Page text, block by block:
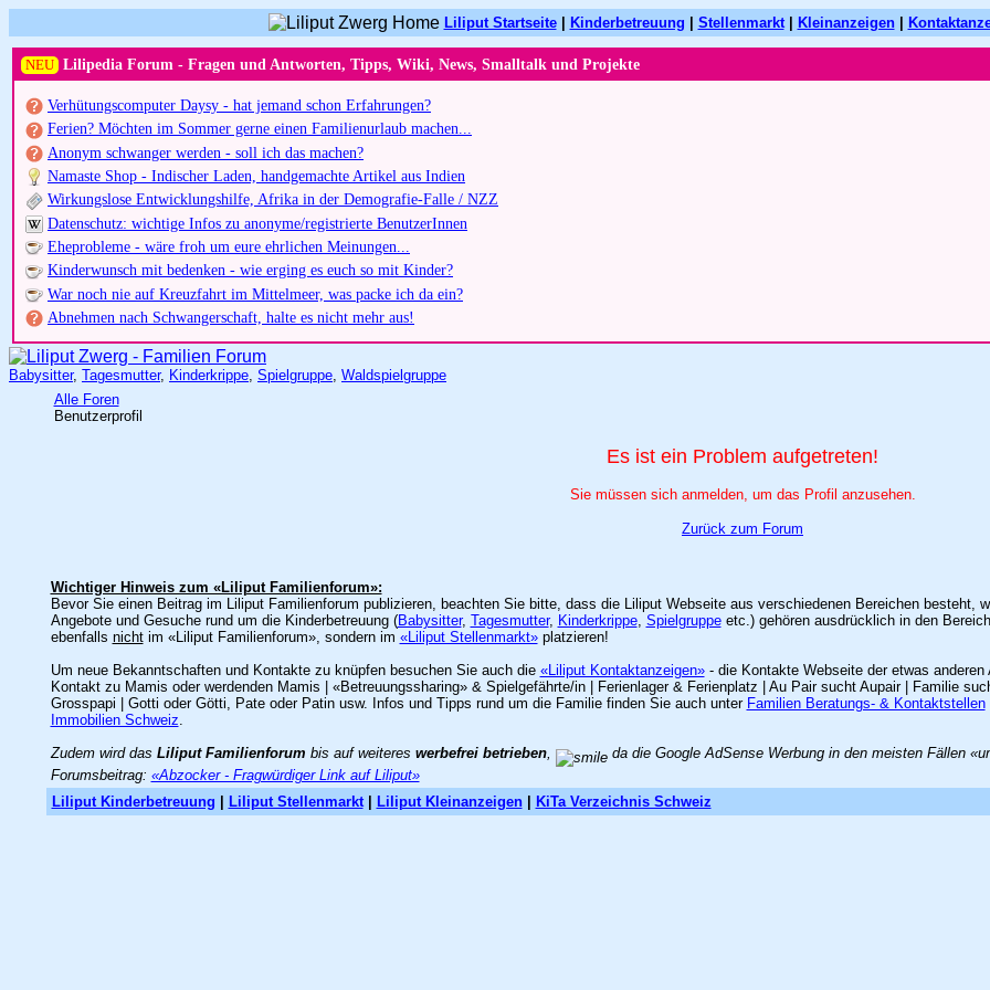
Liliput Startseite| Kinderbetreuung Stellenmarkt| Kleinanzeigen|
NEU Lilipedia Forum - Fragen und Antworten, Tipps, Wiki, News, Smalltalk und Projekte
Verhütungscomputer Daysy - hat jemand schon Erfahrungen?
Ferien? Möchten im Sommer gerne einen Familienurlaub machen...
Anonym schwanger werden - soll ich das machen?
Namaste Shop - Indischer Laden, handgemachte Artikel aus Indien
Wirkungslose Entwicklungshilfe, Afrika in der Demografie-Falle / NZZ
Datenschutz: wichtige Infos zu anonyme/registrierte BenutzerInnen
Eheprobleme - wäre froh um eure ehrlichen Meinungen...
Kinderwunsch mit bedenken - wie erging es euch so mit Kinder?
War noch nie auf Kreuzfahrt im Mittelmeer, was packe ich da ein?
Abnehmen nach Schwangerschaft, halte es nicht mehr aus!
Babysitter, Tagesmutter, Kinderkrippe, Spielgruppe, Waldspielgruppe
Alle Foren
Benutzerprofil
Es ist ein Problem aufgetreten!
Sie müssen sich anmelden, um das Profil anzusehen.
Zurück zum Forum
Wichtiger Hinweis zum «Liliput Familienforum»:
Bevor Sie einen Beitrag im Liliput Familienforum publizieren, beachten Sie bitte, dass die Liliput Webseite aus verschiedenen Bereichen besteht,
Angebote und Gesuche rund um die Kinderbetreuung (Babysitter, Tagesmutter, Kinderkrippe, Spielgruppeetc.) gehören ausdrücklich in den Bereich
ebenfalls nichtim «Liliput Familienforum», sondern im «Liliput Stellenmarkt»platzieren!
Um neue Bekanntschaften und Kontakte zu knüpfen besuchen Sie auch die «Liliput Kontaktanzeigen»- die Kontakte Webseite der etwas
Kontakt zu Mamis oder werdenden Mamis | «Betreuungssharing» & Spielgefährte/in | Ferienlager & Ferienplatz | Au Pair sucht Aupair | Familie
Grosspapi | Gotti oder Götti, Pate oder Patin usw. Infos und Tipps rund um die Familie finden Sie auch unter Familien Beratungs- & Kontaktstellen
Immobilien Schweiz.
Zudem wird das Liliput Familienforum bis auf weiteres werbefrei betrieben,
da die Google AdSense Werbung in den meisten Fällen
Forumsbeitrag: «Abzocker - Fragwürdiger Link auf Liliput»
Liliput Kinderbetreuung
Liliput Stellenmarkt| Liliput Kleinanzeigen| KiTa Verzeichnis Schweiz